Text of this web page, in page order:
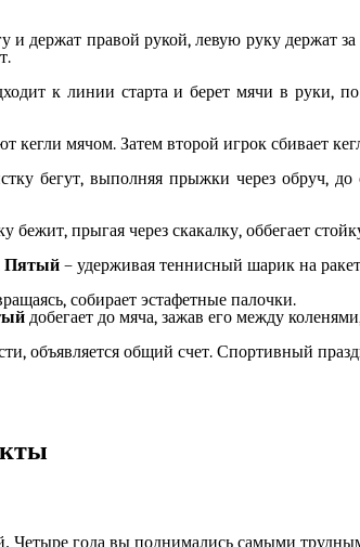
правой рукой, левую руку держат
к линии старта и берет мячи в руки,
мячом. Затем второй игрок сбивает
бегут, выполняя прыжки через обруч,
бежит, прыгая через скакалку, оббегает
Пятый– удерживая теннисный шарик на
собирает эстафетные палочки.
добегает до мяча, зажав его между
объявляется общий счет. Спортивный
года вы поднимались самыми